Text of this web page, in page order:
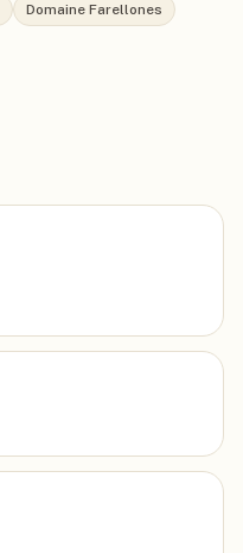
Domaine Farellones